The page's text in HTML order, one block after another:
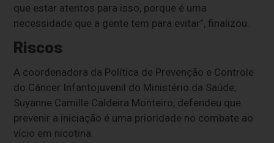
que estar atentos para isso, porque é uma
necessidade que a gente tem para evitar”, finalizou.
Riscos
A coordenadora da Política de Prevenção e Controle
do Câncer Infantojuvenil do Ministério da Saúde,
Suyanne Camille Caldeira Monteiro, defendeu que
prevenir a iniciação é uma prioridade no combate ao
vício em nicotina.